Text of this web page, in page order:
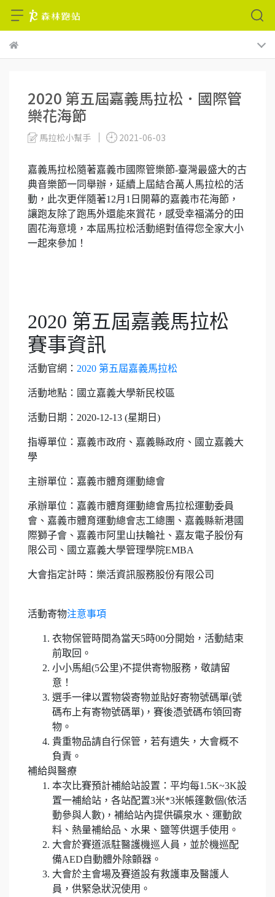
2020 第五屆嘉義馬拉松．國際管
樂花海節
馬拉松小幫手 2021-06-03
嘉義馬拉松隨著嘉義市國際管樂節-臺灣最盛大的古
典音樂節一同舉辦，延續上屆結合萬人馬拉松的活
動，此次更伴隨著12月1日開幕的嘉義市花海節，
讓跑友除了跑馬外還能來賞花，感受幸福滿分的田
園花海意境，本屆馬拉松活動絕對值得您全家大小
一起來參加！
2020 第五屆嘉義馬拉松
賽事資訊
活動官網： 2020 第五屆嘉義馬拉松
活動地點：國立嘉義大學新民校區
活動日期：2020-12-13 (星期日)
指導單位：嘉義市政府、嘉義縣政府、國立嘉義大
學
主辦單位：嘉義市體育運動總會
承辦單位：嘉義市體育運動總會馬拉松運動委員
會、嘉義市體育運動總會志工總團、嘉義縣新港國
際獅子會、嘉義市阿里山扶輪社、嘉友電子股份有
限公司、國立嘉義大學管理學院EMBA
大會指定計時：樂活資訊服務股份有限公司
活動寄物注意事項
衣物保管時間為當天5時00分開始，活動結束
前取回。
小小馬組(5公里)不提供寄物服務，敬請留
意！
選手一律以置物袋寄物並貼好寄物號碼單(號
碼布上有寄物號碼單)，賽後憑號碼布領回寄
物。
貴重物品請自行保管，若有遺失，大會概不
負責。
補給與醫療
本次比賽預計補給站設置：平均每1.5K~3K設
置一補給站，各站配置3米*3米帳篷數個(依活
動參與人數)，補給站內提供礦泉水、運動飲
料、熱量補給品、水果、鹽等供選手使用。
大會於賽道派駐醫護機巡人員，並於機巡配
備AED自動體外除顫器。
大會於主會場及賽道設有救護車及醫護人
員，供緊急狀況使用。